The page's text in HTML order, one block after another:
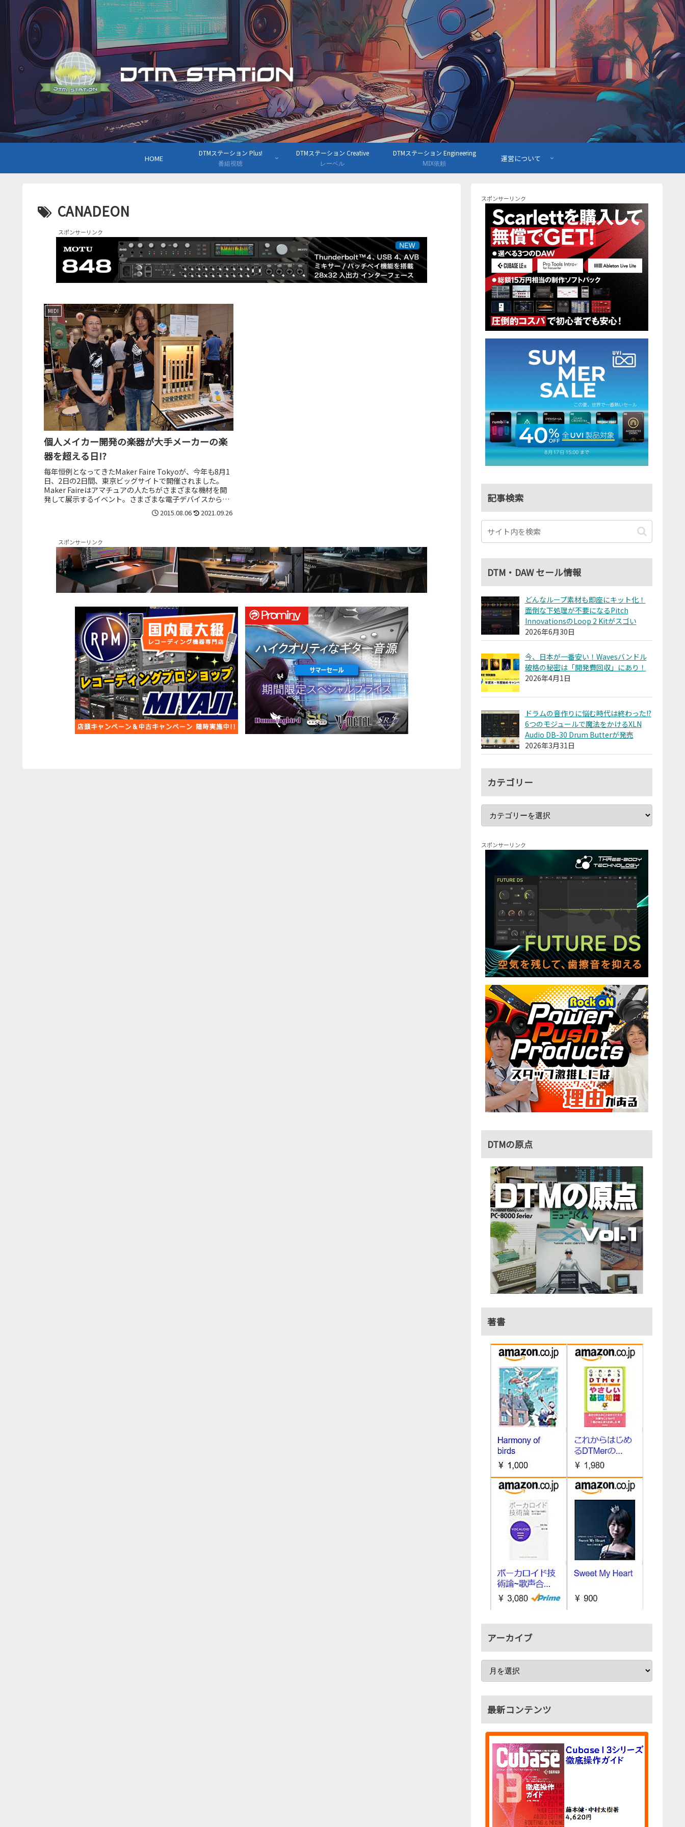
HOME
DTMステーション Plus!
番組視聴
DTMステーション Creative
レーベル
DTMステーション Engineering
MIX依頼
運営について
CANADEON
スポンサーリンク
MIDI
個人メイカー開発の楽器が大手メーカーの楽
器を超える日!?
毎年恒例となってきたMaker Faire Tokyoが、今年も8月1
日、2日の2日間、東京ビッグサイトで開催されました。
Maker Faireはアマチュアの人たちがさまざまな機材を開
発して展示するイベント。さまざまな電子デバイスからロ
2015.08.06 2021.09.26
スポンサーリンク
スポンサーリンク
記事検索
DTM・DAW セール情報
どんなループ素材も即座にキット化！
面倒な下処理が不要になるPitch
InnovationsのLoop 2 Kitがスゴい
2026年6月30日
今、日本が一番安い！Wavesバンドル
破格の秘密は「開発費回収」にあり！
2026年4月1日
ドラムの音作りに悩む時代は終わった!?
6つのモジュールで魔法をかけるXLN
Audio DB-30 Drum Butterが発売
2026年3月31日
カテゴリー
スポンサーリンク
DTMの原点
著書
アーカイブ
最新コンテンツ